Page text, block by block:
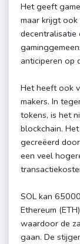
Het geeft
maar krijgt ook
decentralisatie
anticiperen op
Het heeft ook
makers. In
tokens, is het
blockchain.
gecreëerd
een veel
SOL kan
Ethereum
waardoor de
gaan. De